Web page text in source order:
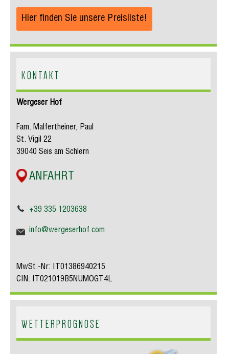
Hier finden Sie unsere Preisliste!
KONTAKT
Wergeser Hof
Fam. Malfertheiner, Paul
St. Vigil 22
39040 Seis am Schlern
ANFAHRT
+39 335 1203638
info@wergeserhof.com
MwSt.-Nr: IT01386940215
CIN: IT021019B5NUMOGT4L
WETTERPROGNOSE